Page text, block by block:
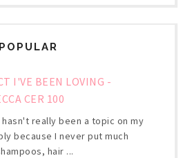
POPULAR
I'VE BEEN LOVING -
CER 100
hasn't really been a topic on my
because I never put much
hair ...